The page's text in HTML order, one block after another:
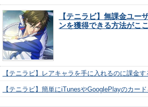
【テニラビ】無課金ユー
ンを獲得できる方法がこ
【テニラビ】レアキャラを手に入れるのに課金
【テニラビ】簡単にiTunesやGooglePlayのカー